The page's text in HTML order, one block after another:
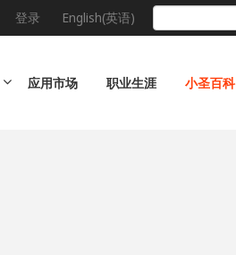
登录 English(英语)
应用市场 职业生涯 小圣百科